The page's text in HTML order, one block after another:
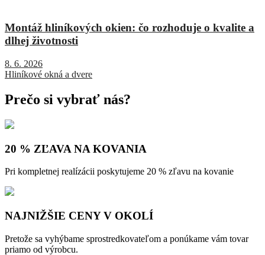
Montáž hliníkových okien: čo rozhoduje o kvalite a
dlhej životnosti
8. 6. 2026
Hliníkové okná a dvere
Prečo si vybrať nás?
20 % ZĽAVA NA KOVANIA
Pri kompletnej realízácii poskytujeme 20 % zľavu na kovanie
NAJNIŽŠIE CENY V OKOLÍ
Pretože sa vyhýbame sprostredkovateľom a ponúkame vám tovar
priamo od výrobcu.